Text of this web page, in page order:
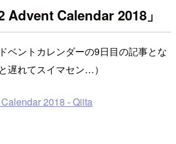
Advent Calendar 2018」
ベントカレンダーの9日目の記事とな
遅れてスイマセン…）
2018 - Qiita